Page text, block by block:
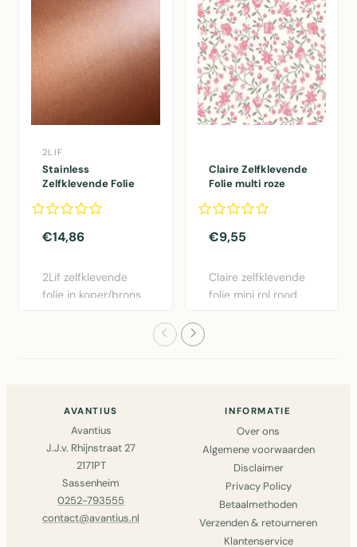
2LIF
Stainless
Zelfklevende Folie
45cmx1,5mtr
€14,86
2Lif zelfklevende
folie in koper/brons
Claire Zelfklevende
Folie multi roze
€9,55
Claire zelfklevende
folie mini rol rood
AVANTIUS
Avantius
J.J.v. Rhijnstraat 27
2171PT
Sassenheim
0252-793555
contact@avantius.nl
INFORMATIE
Over ons
Algemene voorwaarden
Disclaimer
Privacy Policy
Betaalmethoden
Verzenden & retourneren
Klantenservice